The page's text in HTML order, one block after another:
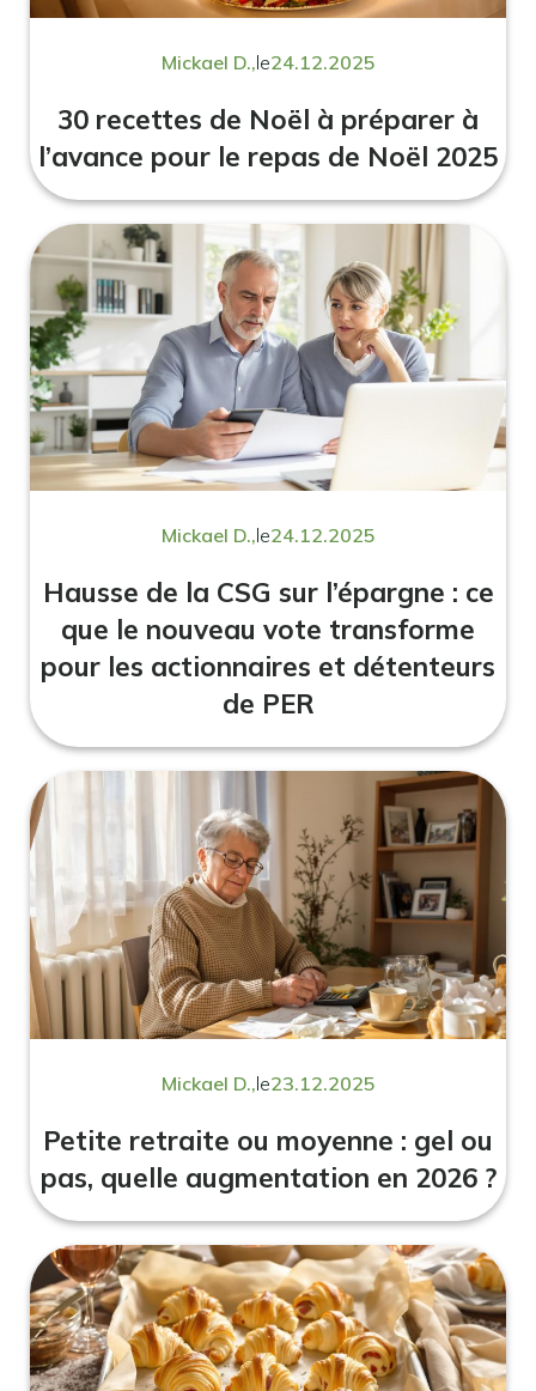
Mickael D.,le24.12.2025
30 recettes de Noël à préparer à
l’avance pour le repas de Noël 2025
Mickael D.,le24.12.2025
Hausse de la CSG sur l’épargne : ce
que le nouveau vote transforme
pour les actionnaires et détenteurs
de PER
Mickael D.,le23.12.2025
Petite retraite ou moyenne : gel ou
pas, quelle augmentation en 2026 ?